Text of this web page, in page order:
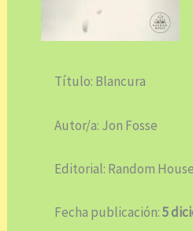
Título: Blancura
Autor/a: Jon Fosse
Editorial: Random House
Fecha publicación:5